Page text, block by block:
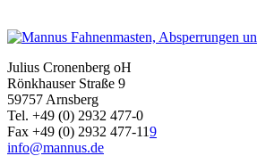
Julius Cronenberg oH
Rönkhauser Straße 9
59757 Arnsberg
Tel. +49 (0) 2932 477-0
Fax +49 (0) 2932 477-119
info@mannus.de